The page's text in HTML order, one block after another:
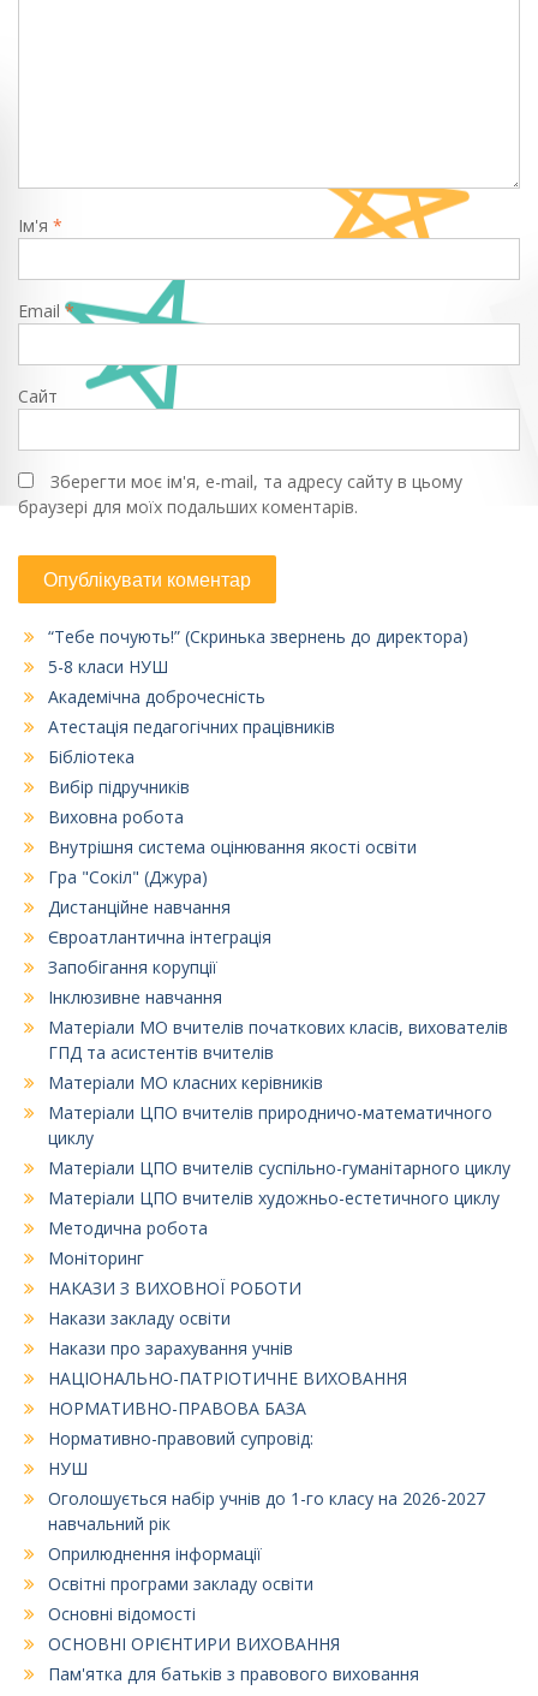
Ім'я *
Email *
Сайт
Зберегти моє ім'я, e-mail, та адресу сайту в цьому
браузері для моїх подальших коментарів.
“Тебе почують!” (Скринька звернень до директора)
5-8 класи НУШ
Академічна доброчесність
Атестація педагогічних працівників
Бібліотека
Вибір підручників
Виховна робота
Внутрішня система оцінювання якості освіти
Гра "Сокіл" (Джура)
Дистанційне навчання
Євроатлантична інтеграція
Запобігання корупції
Інклюзивне навчання
Матеріали МО вчителів початкових класів, вихователів
ГПД та асистентів вчителів
Матеріали МО класних керівників
Матеріали ЦПО вчителів природничо-математичного
циклу
Матеріали ЦПО вчителів суспільно-гуманітарного циклу
Матеріали ЦПО вчителів художньо-естетичного циклу
Методична робота
Моніторинг
НАКАЗИ З ВИХОВНОЇ РОБОТИ
Накази закладу освіти
Накази про зарахування учнів
НАЦІОНАЛЬНО-ПАТРІОТИЧНЕ ВИХОВАННЯ
НОРМАТИВНО-ПРАВОВА БАЗА
Нормативно-правовий супровід:
НУШ
Оголошується набір учнів до 1-го класу на 2026-2027
навчальний рік
Оприлюднення інформації
Освітні програми закладу освіти
Основні відомості
ОСНОВНІ ОРІЄНТИРИ ВИХОВАННЯ
Пам'ятка для батьків з правового виховання